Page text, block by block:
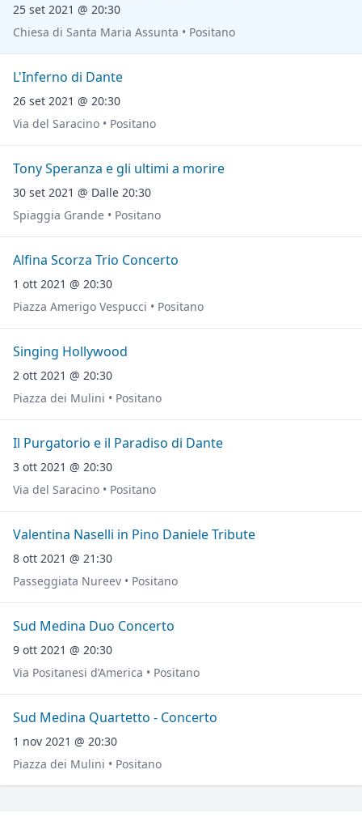
25 set 2021 @ 20:30
Chiesa di Santa Maria Assunta • Positano
L'Inferno di Dante
26 set 2021 @ 20:30
Via del Saracino • Positano
Tony Speranza e gli ultimi a morire
30 set 2021 @ Dalle 20:30
Spiaggia Grande • Positano
Alfina Scorza Trio Concerto
1 ott 2021 @ 20:30
Piazza Amerigo Vespucci • Positano
Singing Hollywood
2 ott 2021 @ 20:30
Piazza dei Mulini • Positano
Il Purgatorio e il Paradiso di Dante
3 ott 2021 @ 20:30
Via del Saracino • Positano
Valentina Naselli in Pino Daniele Tribute
8 ott 2021 @ 21:30
Passeggiata Nureev • Positano
Sud Medina Duo Concerto
9 ott 2021 @ 20:30
Via Positanesi d’America • Positano
Sud Medina Quartetto - Concerto
1 nov 2021 @ 20:30
Piazza dei Mulini • Positano